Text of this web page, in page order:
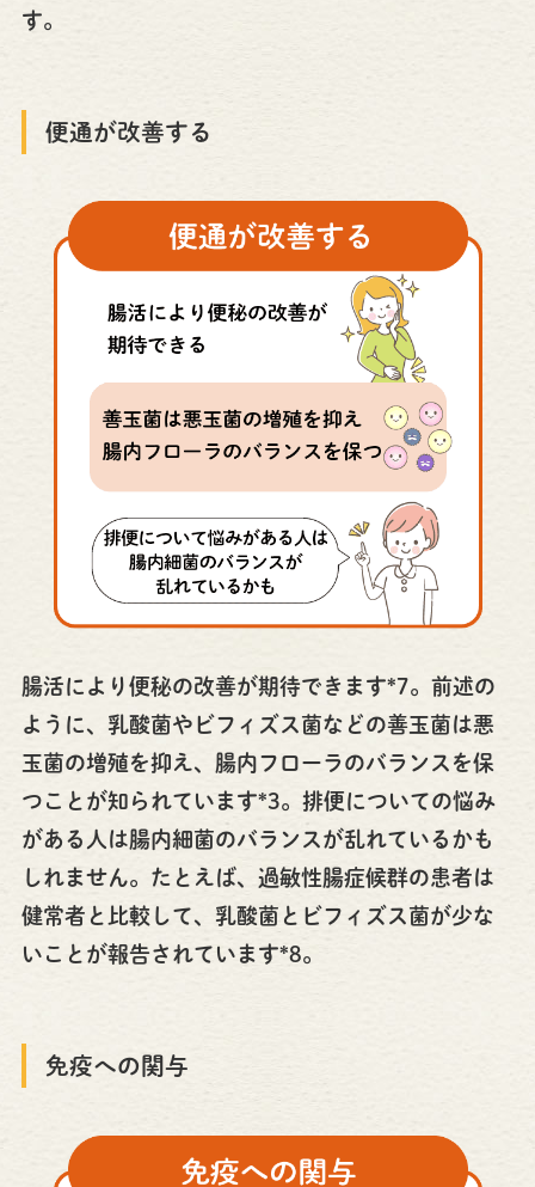
す。
便通が改善する
腸活により便秘の改善が期待できます*7。前述の
ように、乳酸菌やビフィズス菌などの善玉菌は悪
玉菌の増殖を抑え、腸内フローラのバランスを保
つことが知られています*3。排便についての悩み
がある人は腸内細菌のバランスが乱れているかも
しれません。たとえば、過敏性腸症候群の患者は
健常者と比較して、乳酸菌とビフィズス菌が少な
いことが報告されています*8。
免疫への関与